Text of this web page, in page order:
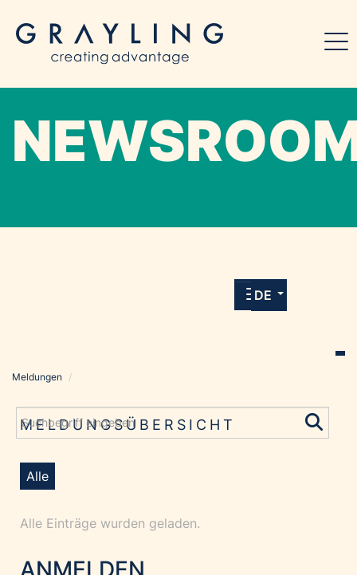
allen Meldungen und Downloads unserer
DE
Grayling Agentur
Alawyer
Amadeus Austrian Music Awards
Bolt
Costa Kreuzfahrten
Meldungen /
MELDUNGSÜBERSICHT
Alle
Alle Einträge wurden geladen.
ANMELDEN